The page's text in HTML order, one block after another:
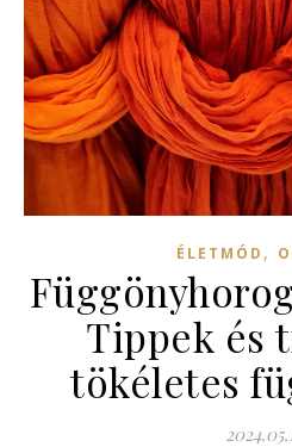
ÉLETMÓD ,
Tippek és
tökéletes